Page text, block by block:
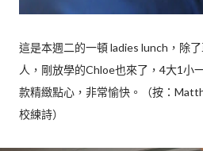
這是本週二的一頓 ladies lunch，除
人，剛放學的Chloe也來了，4大1小
款精緻點心，非常愉快。（按：
校練詩）